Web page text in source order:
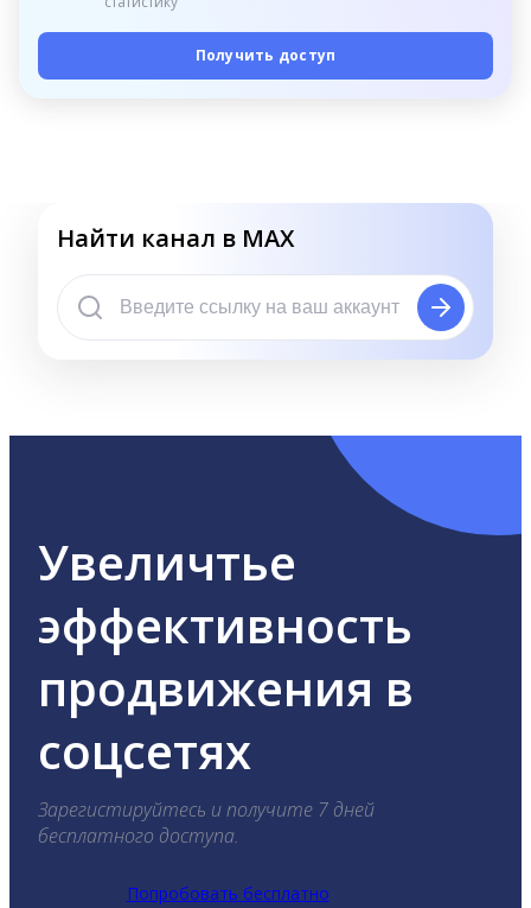
Получить доступ
Найти канал в MAX
Увеличтье
эффективность
продвижения в
соцсетях
Зарегистируйтесь и получите 7 дней
бесплатного доступа.
Попробовать бесплатно